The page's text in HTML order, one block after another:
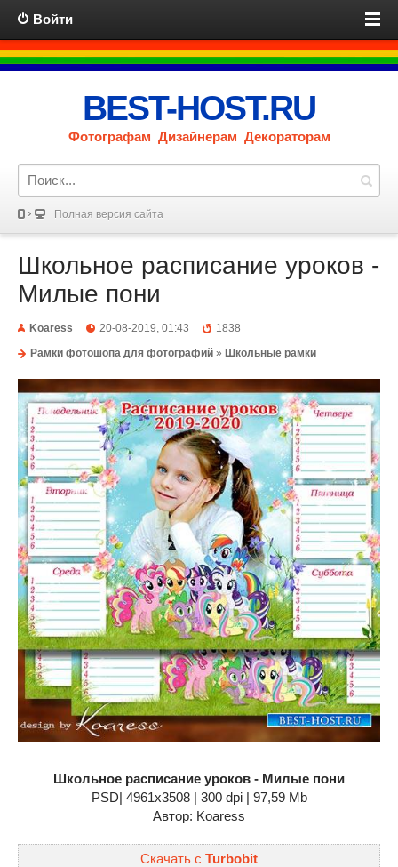
Войти
BEST-HOST.RU
Фотографам Дизайнерам Декораторам
Полная версия сайта
Школьное расписание уроков -
Милые пони
Koaress 20-08-2019, 01:43
1838
Рамки фотошопа для фотографий » Школьные рамки
Школьное расписание уроков - Милые пони
PSD| 4961x3508 | 300 dpi | 97,59 Mb
Автор: Koaress
Скачать с Turbobit